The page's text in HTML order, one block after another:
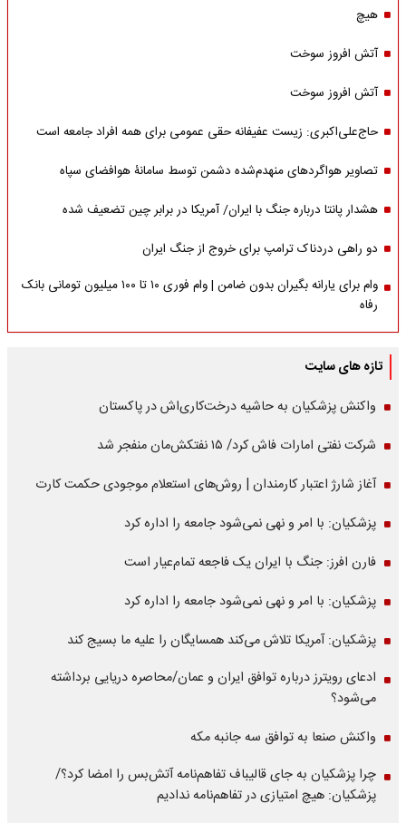
هیچ
آتش افروز سوخت
آتش افروز سوخت
حاج‌علی‌اکبری: زیست عفیفانه حقی عمومی برای همه افراد جامعه است
تصاویر هواگردهای منهدم‌شده دشمن توسط سامانۀ هوافضای سپاه
هشدار پانتا درباره جنگ با ایران/ آمریکا در برابر چین تضعیف شده
دو راهی دردناک ترامپ برای خروج از جنگ ایران
وام برای یارانه بگیران بدون ضامن | وام فوری ۱۰ تا ۱۰۰ میلیون تومانی بانک
رفاه
تازه های سایت
واکنش پزشکیان به حاشیه درخت‌کاری‌اش در پاکستان
شرکت نفتی امارات فاش کرد/ ۱۵ نفتکش‌مان منفجر شد
آغاز شارژ اعتبار کارمندان | روش‌های استعلام موجودی حکمت کارت
پزشکیان: با امر و نهی نمی‌شود جامعه را اداره کرد
فارن افرز: جنگ با ایران یک فاجعه تمام‌عیار است
پزشکیان: با امر و نهی نمی‌شود جامعه را اداره کرد
پزشکیان: آمریکا تلاش می‌کند همسایگان را علیه ما بسیج کند
ادعای رویترز درباره توافق ایران و عمان/محاصره دریایی برداشته
می‌شود؟
واکنش صنعا به توافق سه جانبه مکه
چرا پزشکیان به جای قالیباف تفاهم‌نامه آتش‌بس را امضا کرد؟/
پزشکیان: هیچ امتیازی در تفاهم‌نامه ندادیم